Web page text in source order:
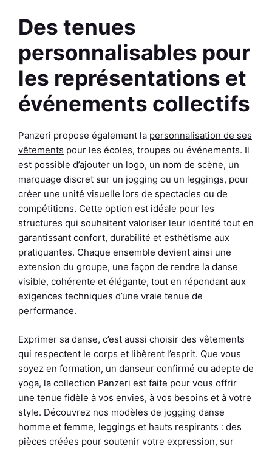
Des tenues
personnalisables pour
les représentations et
événements collectifs
Panzeri propose également la personnalisation de ses
vêtements pour les écoles, troupes ou événements. Il
est possible d’ajouter un logo, un nom de scène, un
marquage discret sur un jogging ou un leggings, pour
créer une unité visuelle lors de spectacles ou de
compétitions. Cette option est idéale pour les
structures qui souhaitent valoriser leur identité tout en
garantissant confort, durabilité et esthétisme aux
pratiquantes. Chaque ensemble devient ainsi une
extension du groupe, une façon de rendre la danse
visible, cohérente et élégante, tout en répondant aux
exigences techniques d’une vraie tenue de
performance.
Exprimer sa danse, c’est aussi choisir des vêtements
qui respectent le corps et libèrent l’esprit. Que vous
soyez en formation, un danseur confirmé ou adepte de
yoga, la collection Panzeri est faite pour vous offrir
une tenue fidèle à vos envies, à vos besoins et à votre
style. Découvrez nos modèles de jogging danse
homme et femme, leggings et hauts respirants : des
pièces créées pour soutenir votre expression, sur